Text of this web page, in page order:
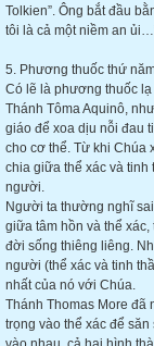
Tolkien”. Ông bắt đầu
tôi là cả một niềm an
5. Phương thuốc thứ
Có lẽ là phương thuốc
Thánh Tôma Aquinô,
giáo để xoa dịu nỗi đau
cho cơ thể. Từ khi Chúa
chia giữa thể xác và tinh
người.
Người ta thường nghĩ
giữa tâm hồn và thể
đời sống thiêng liêng.
người (thể xác và tinh
nhất của nó với Chúa.
Thánh Thomas More đã
trọng vào thể xác để